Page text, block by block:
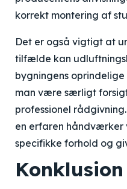
korrekt montering af
Det er også vigtigt at
tilfælde kan
bygningens
man være særligt
professionel
en erfaren håndværker
specifikke forhold og
Konklusion